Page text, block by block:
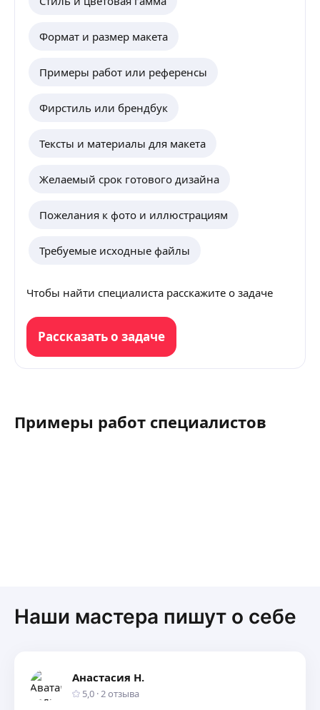
Формат и размер макета
Примеры работ или референсы
Фирстиль или брендбук
Тексты и материалы для макета
Желаемый срок готового дизайна
Пожелания к фото и иллюстрациям
Требуемые исходные файлы
Чтобы найти специалиста расскажите о задаче
Рассказать о задаче
Примеры работ специалистов
Наши мастера пишут о себе
Анастасия Н.
5,0 ·2отзыва